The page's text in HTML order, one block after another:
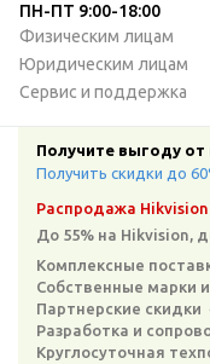
ПН-ПТ 9:00-18:00
Физическим лицам
Юридическим лицам
Сервис и поддержка
Получите выгоду от
Получить скидки до
Распродажа
До 55% на Hikvision,
Комплексные
Собственные марки
Партнерские скидки
Разработка и
Круглосуточная